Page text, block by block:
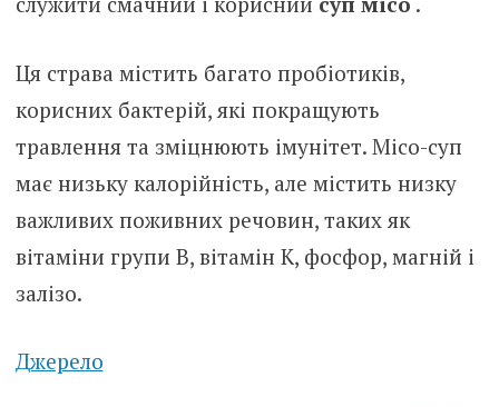
Ця страва містить багато пробіотиків,
корисних бактерій, які покращують
травлення та зміцнюють імунітет. Місо-суп
має низьку калорійність, але містить низку
важливих поживних речовин, таких як
вітаміни групи В, вітамін К, фосфор, магній і
залізо.
Джерело